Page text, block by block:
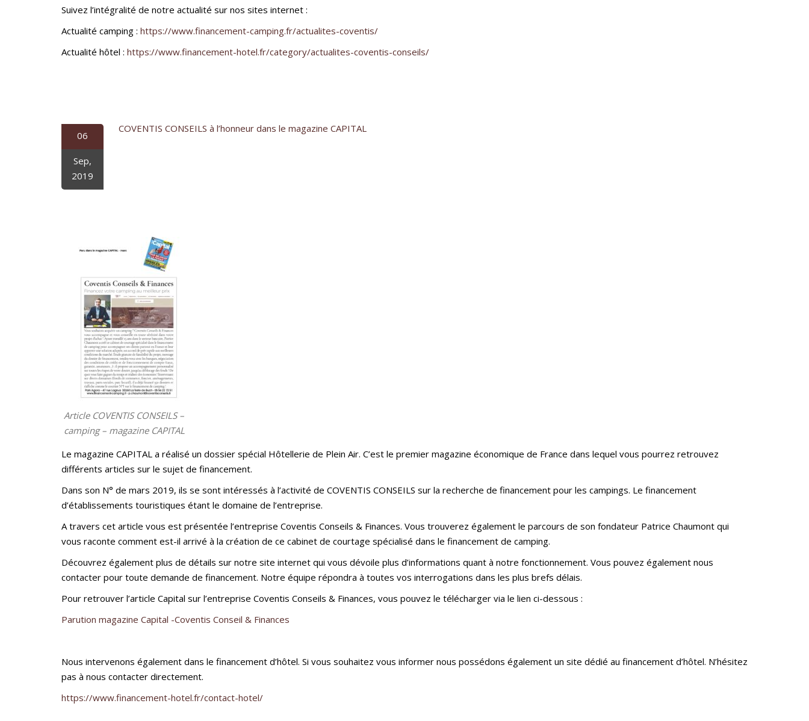
Suivez l’intégralité de notre actualité sur nos sites internet :
Actualité camping : https://www.financement-camping.fr/actualites-coventis/
Actualité hôtel : https://www.financement-hotel.fr/category/actualites-coventis-conseils/
06
Sep,
2019
COVENTIS CONSEILS à l’honneur dans le magazine CAPITAL
Article COVENTIS CONSEILS –
camping – magazine CAPITAL
Le magazine CAPITAL a réalisé un dossier spécial Hôtellerie de Plein Air. C’est le premier magazine économique de France dans lequel vous pourrez retrouvez
différents articles sur le sujet de financement.
Dans son N° de mars 2019, ils se sont intéressés à l’activité de COVENTIS CONSEILS sur la recherche de financement pour les campings. Le financement
d’établissements touristiques étant le domaine de l’entreprise.
A travers cet article vous est présentée l’entreprise Coventis Conseils & Finances. Vous trouverez également le parcours de son fondateur Patrice Chaumont qui
vous raconte comment est-il arrivé à la création de ce cabinet de courtage spécialisé dans le financement de camping.
Découvrez également plus de détails sur notre site internet qui vous dévoile plus d’informations quant à notre fonctionnement. Vous pouvez également nous
contacter pour toute demande de financement. Notre équipe répondra à toutes vos interrogations dans les plus brefs délais.
Pour retrouver l’article Capital sur l’entreprise Coventis Conseils & Finances, vous pouvez le télécharger via le lien ci-dessous :
Parution magazine Capital -Coventis Conseil & Finances
Nous intervenons également dans le financement d’hôtel. Si vous souhaitez vous informer nous possédons également un site dédié au financement d’hôtel. N’hésitez
pas à nous contacter directement.
https://www.financement-hotel.fr/contact-hotel/